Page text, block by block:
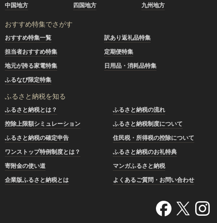
中国地方
四国地方 九州地方
おすすめ特集でさがす
おすすめ特集一覧
訳あり返礼品特集
担当者おすすめ特集
定期便特集
地元が誇る家電特集
日用品・消耗品特集
ふるなび限定特集
ふるさと納税を知る
ふるさと納税とは？
ふるさと納税の流れ
控除上限額シミュレーション
ふるさと納税制度について
ふるさと納税の確定申告
住民税・所得税の控除について
ワンストップ特例制度とは？
ふるさと納税のお礼特典
寄附金の使い道
マンガふるさと納税
企業版ふるさと納税とは
よくあるご質問・お問い合わせ